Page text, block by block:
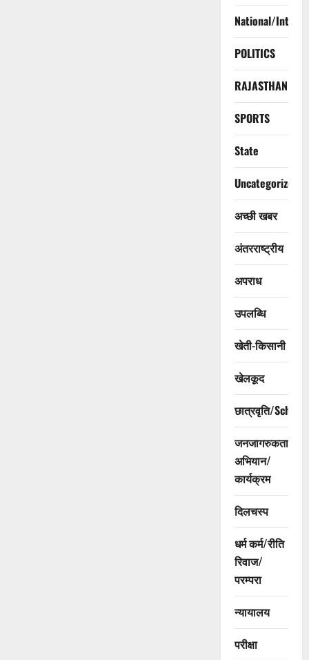
National/
POLITICS
RAJASTHAN
SPORTS
State
Uncategorized
अच्छी खबर
अंतरराष्ट्रीय
अपराध
उपलब्धि
खेती-किसानी
खेलकूद
छात्रवृति/
जनजागरुकता
अभियान/
कार्यक्रम
दिलचस्प
धर्म कर्म/रीति
रिवाज/
परम्परा
न्यायालय
परीक्षा